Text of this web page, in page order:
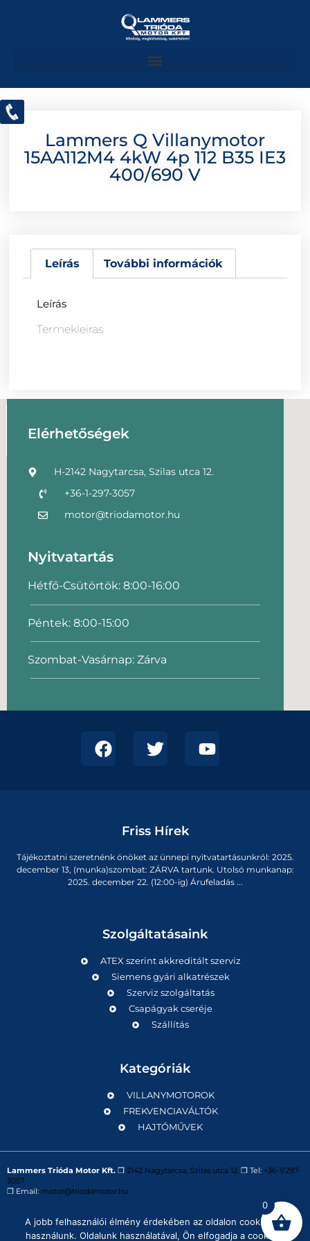
Lammers Q Villanymotor
15AA112M4 4kW 4p 112 B35 IE3
400/690 V
Leírás További információk
Leírás
Termekleiras
Elérhetőségek
H-2142 Nagytarcsa, Szilas utca 12.
+36-1-297-3057
motor@triodamotor.hu
Nyitvatartás
Hétfő-Csütörtök: 8:00-16:00
Péntek: 8:00-15:00
Szombat-Vasárnap: Zárva
Friss Hírek
Tájékoztatni szeretnénk önöket az ünnepi nyitvatartásunkról: 2025.
december 13, (munka)szombat: ZÁRVA tartunk. Utolsó munkanap:
2025. december 22. (12:00-ig) Árufeladás ...
Szolgáltatásaink
ATEX szerint akkreditált szerviz
Siemens gyári alkatrészek
Szerviz szolgáltatás
Csapágyak cseréje
Szállítás
Kategóriák
VILLANYMOTOROK
FREKVENCIAVÁLTÓK
HAJTÓMŰVEK
Lammers Trióda Motor Kft. ❒ 2142 Nagytarcsa, Szilas utca 12. ❒ Tel: +36-1/297-
3057
❒ Email: motor@triodamotor.hu
Powered byDigit-Now Kft.
0
A jobb felhasználói élmény érdekében az oldalon cookie-kat
használunk. Oldalunk használatával, Ön elfogadja a cookie-k